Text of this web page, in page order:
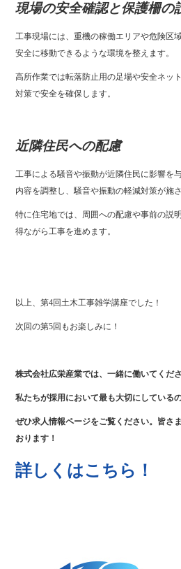
現場の安全確認と保護柵の
工事現場には、重機の稼働エリアや危険区
安全に移動できるような環境を整えます。
高所作業では転落防止用の足場や安全ネッ
対策で安全を確保します。
近隣住民への配慮
工事による騒音や振動が近隣住民に影響を
内容を調整し、騒音や振動の軽減対策が施さ
特に住宅地では、周囲への配慮や事前の説
得ながら工事を進めます。
以上、第4回土木工事雑学講座でした！
次回の第5回もお楽しみに！
株式会社広栄産業では、一緒に働いてくだ
私たちが採用において最も大切にしている
ぜひ求人情報ページをご覧ください。皆さ
おります！
詳しくはこちら！